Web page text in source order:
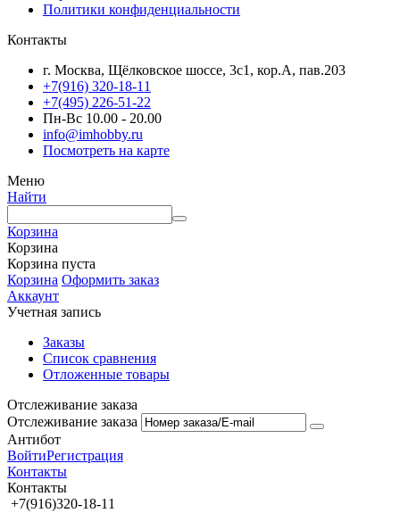
Политики конфиденциальности
Контакты
г. Москва, Щёлковское шоссе, 3с1, кор.А, пав.203
+7(916) 320-18-11
+7(495) 226-51-22
Пн-Вс 10.00 - 20.00
info@imhobby.ru
Посмотреть на карте
Меню
Найти
Корзина
Корзина
Корзина пуста
Корзина Оформить заказ
Аккаунт
Учетная запись
Заказы
Список сравнения
Отложенные товары
Отслеживание заказа
Отслеживание заказа
Антибот
ВойтиРегистрация
Контакты
Контакты
+7(916)320-18-11